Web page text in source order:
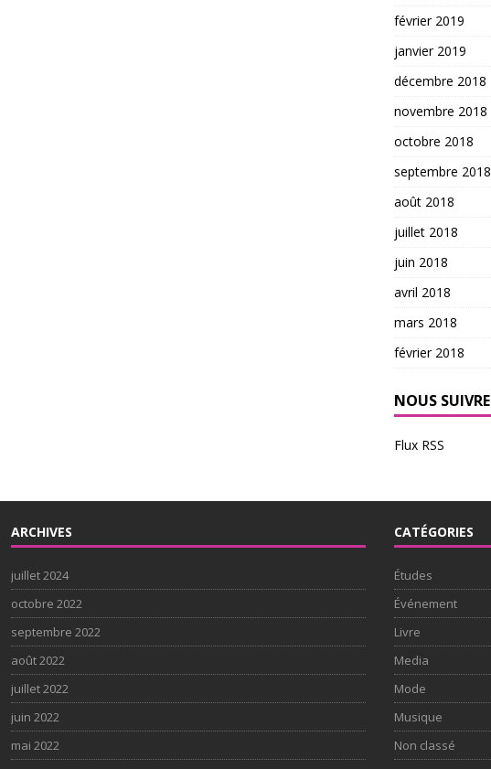
février 2019
janvier 2019
décembre 2018
novembre 2018
octobre 2018
septembre 2018
août 2018
juillet 2018
juin 2018
avril 2018
mars 2018
février 2018
NOUS SUIVRE
Flux RSS
ARCHIVES
juillet 2024
octobre 2022
septembre 2022
août 2022
juillet 2022
juin 2022
mai 2022
CATÉGORIES
Études
Événement
Livre
Media
Mode
Musique
Non classé